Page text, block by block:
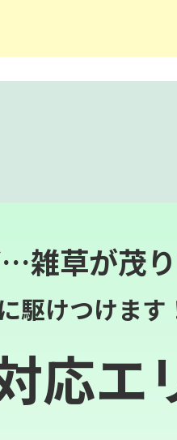
雑草が茂
駆けつけます
応エ